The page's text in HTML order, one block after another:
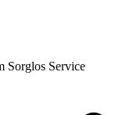
Sorglos Service